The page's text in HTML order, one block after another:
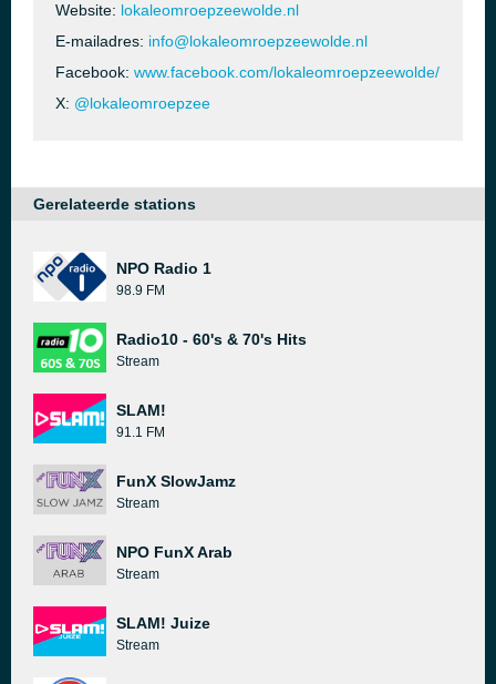
Website: lokaleomroepzeewolde.nl
E-mailadres: info@lokaleomroepzeewolde.nl
Facebook: www.facebook.com/lokaleomroepzeewolde/
X: @lokaleomroepzee
Gerelateerde stations
NPO Radio 1
98.9 FM
Radio10 - 60's & 70's Hits
Stream
SLAM!
91.1 FM
FunX SlowJamz
Stream
NPO FunX Arab
Stream
SLAM! Juize
Stream